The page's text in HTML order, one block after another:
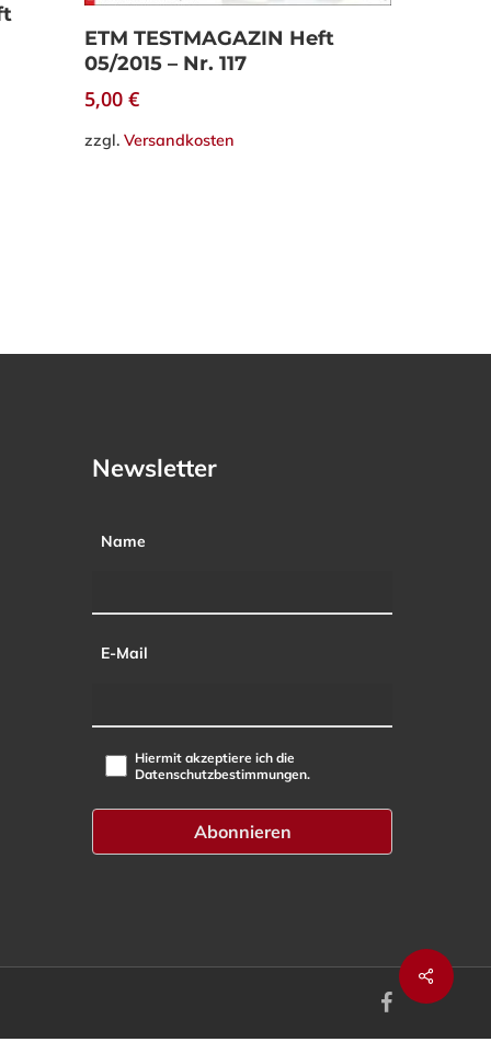
In den Warenkorb
ETM TESTMAGAZIN Heft
05/2015 – Nr. 117
5,00€
zzgl.Versandkosten
Newsletter
Name
E-Mail
Hiermit akzeptiere ich die
Datenschutzbestimmungen.
facebook